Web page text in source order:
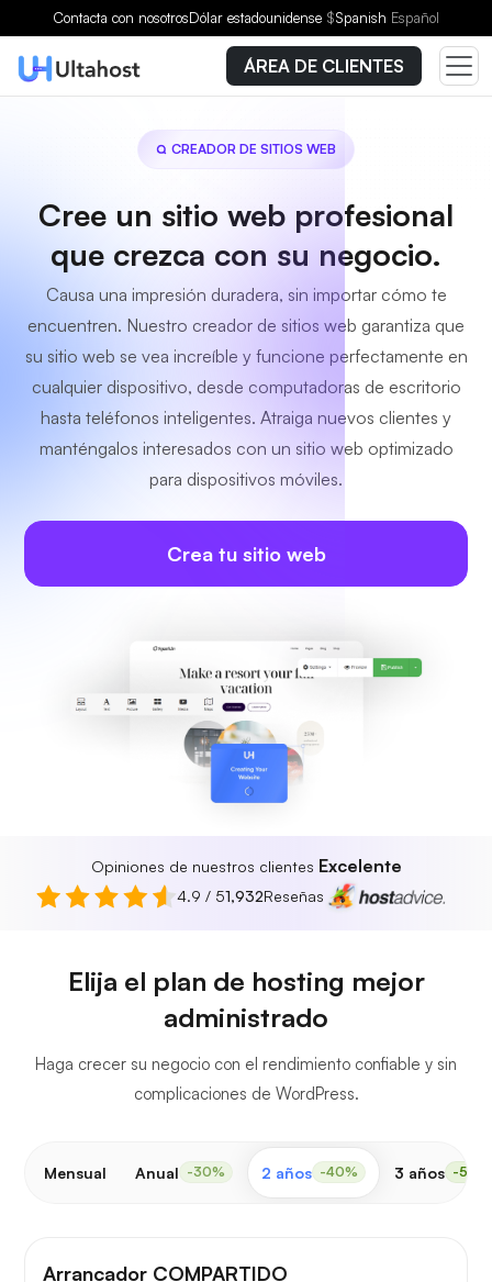
Contacta con nosotrosDólar estadounidense $Spanish Español
ÁREA DE CLIENTES
CREADOR DE SITIOS WEB
Cree un sitio web profesional
que crezca con su negocio.
Causa una impresión duradera, sin importar cómo te
encuentren. Nuestro creador de sitios web garantiza que
su sitio web se vea increíble y funcione perfectamente en
cualquier dispositivo, desde computadoras de escritorio
hasta teléfonos inteligentes. Atraiga nuevos clientes y
manténgalos interesados con un sitio web optimizado
para dispositivos móviles.
Crea tu sitio web
Opiniones de nuestros clientes Excelente
4.9 / 51,932Reseñas
Elija el plan de hosting mejor
administrado
Haga crecer su negocio con el rendimiento confiable y sin
complicaciones de WordPress.
Mensual Anual -30% 2 años -40% 3 años -50%
Arrancador COMPARTIDO